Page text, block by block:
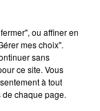
ou affiner en
mes choix".
sans
ce site. Vous
à tout
chaque page.